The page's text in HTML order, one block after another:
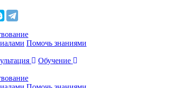
Помочь знаниями
Обучение